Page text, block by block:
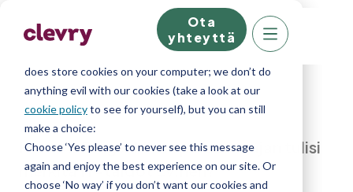
We know right? These cookie pop-ups can really
ruin your visit, so we’ll make this quick. This website
does store cookies on your computer; we don’t do
anything evil with our cookies (take a look at our
cookie policyto see for yourself), but you can still
make a choice:
Choose ‘Yes please’ to never see this message
again and enjoy the best experience on our site. Or
choose ‘No way’ if you don’t want our cookies and
Ota
yhteyttä
Home»Blog»Miten perusosaajan tulisi
merkitä IT-taidot cv:hen?